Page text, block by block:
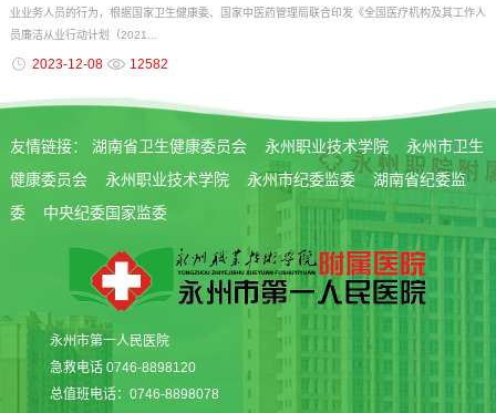
业业务人员的行为，根据国家卫生健康委、国家中医药管理局联合印发《全国医疗机构及其工作人
员廉洁从业行动计划（2021...
2023-12-08 12582
友情链接： 湖南省卫生健康委员会 永州职业技术学院
永州市卫生
健康委员会
永州职业技术学院 永州市纪委监委
湖南省纪委监
委
中央纪委国家监委
永州市第一人民医院
急救电话 0746-8898120
总值班电话：0746-8898078